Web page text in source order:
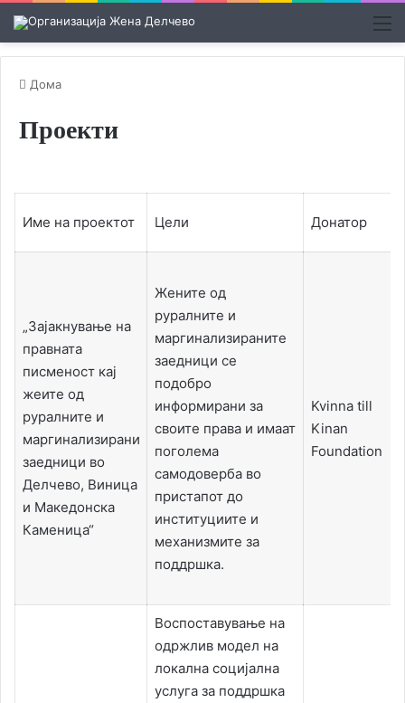
Дома
Проекти
Име на проектот Цели Донатор
„Зајакнување на
правната
писменост кај
жеите од
руралните и
маргинализирани
заедници во
Делчево, Виница
и Македонска
Каменица“
Жените од
руралните и
маргинализираните
заедници се
подобро
информирани за
своите права и имаат
поголема
самодоверба во
пристапот до
институциите и
механизмите за
поддршка.
Kvinna till
Kinan
Foundation
Воспоставување на
одржлив модел на
локална социјална
услуга за поддршка